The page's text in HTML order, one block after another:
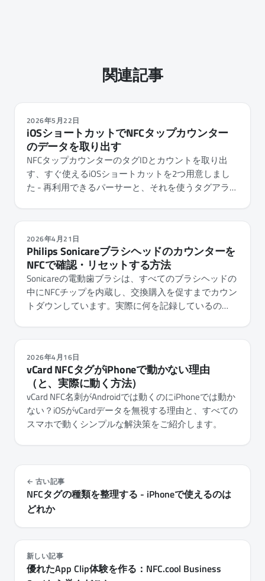
関連記事
2026年5月22日
iOSショートカットでNFCタップカウンター
のデータを取り出す
NFCタップカウンターのタグIDとカウントを取り出
す、すぐ使えるiOSショートカットを2つ用意しまし
た - 再利用できるパーサーと、それを使うタグアラー
2026年4月21日
Philips Sonicareブラシヘッドのカウンターを
NFCで確認・リセットする方法
Sonicareの電動歯ブラシは、すべてのブラシヘッドの
中にNFCチップを内蔵し、交換購入を促すまでカウン
トダウンしています。実際に何を記録しているの
2026年4月16日
vCard NFCタグがiPhoneで動かない理由
（と、実際に動く方法）
vCard NFC名刺がAndroidでは動くのにiPhoneでは動か
ない？iOSがvCardデータを無視する理由と、すべての
スマホで動くシンプルな解決策をご紹介します。
古い記事
NFCタグの種類を整理する - iPhoneで使えるのは
どれか
新しい記事
優れたApp Clip体験を作る：NFC.cool Business